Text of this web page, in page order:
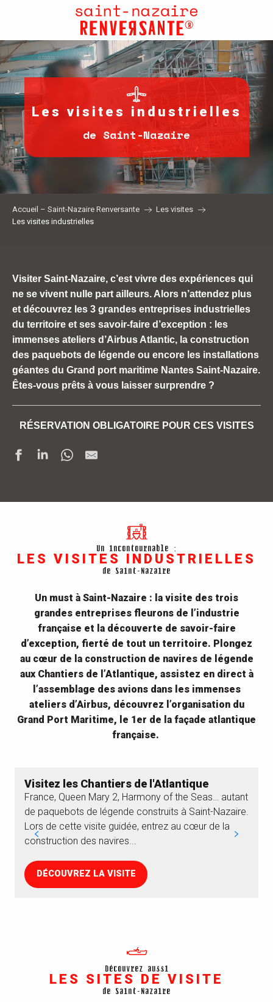
principal
Les visites industrielles
de Saint-Nazaire
Accueil – Saint-Nazaire Renversante
Les visites
Les visites industrielles
Visiter Saint-Nazaire, c’est vivre des expériences qui
ne se vivent nulle part ailleurs. Alors n’attendez plus
et découvrez les 3 grandes entreprises industrielles
du territoire et ses savoir-faire d’exception : les
immenses ateliers d’Airbus Atlantic, la construction
des paquebots de légende ou encore les installations
géantes du Grand port maritime Nantes Saint-Nazaire.
Êtes-vous prêts à vous laisser surprendre ?
RÉSERVATION OBLIGATOIRE POUR CES VISITES
Un incontournable :
LES VISITES INDUSTRIELLES
de Saint-Nazaire
Un must à Saint-Nazaire : la visite des trois
grandes entreprises fleurons de l’industrie
française et la découverte de savoir-faire
d’exception, fierté de tout un territoire. Plongez
au cœur de la construction de navires de légende
aux Chantiers de l’Atlantique, assistez en direct à
l’assemblage des avions dans les immenses
ateliers d’Airbus, découvrez l’organisation du
Grand Port Maritime, le 1er de la façade atlantique
française.
Visitez les Chantiers de l'Atlantique
France, Queen Mary 2, Harmony of the Seas… autant
de paquebots de légende construits à Saint-Nazaire.
Lors de cette visite guidée, entrez au cœur de la
construction des navires...
DÉCOUVREZ LA VISITE
Découvrez aussi
LES SITES DE VISITE
de Saint-Nazaire